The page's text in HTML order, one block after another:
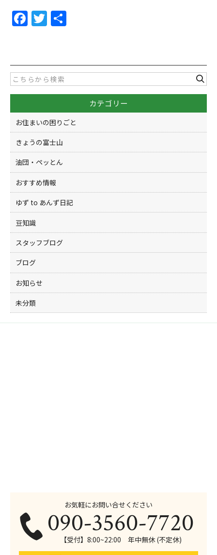
F
a
e
b
o
o
k
T
w
er
カテゴリー
お住まいの困りごと
きょうの富士山
油団・ペッとん
おすすめ情報
ゆず to あんず日記
豆知識
スタッフブログ
ブログ
お知らせ
未分類
お気軽にお問い合せください
090-3560-7720
【受付】8:00~22:00 年中無休 (不定休)